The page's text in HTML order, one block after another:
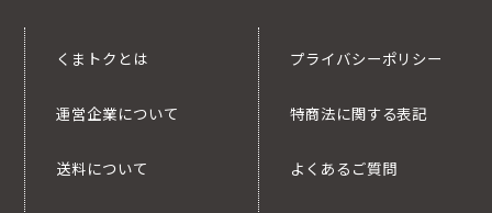
くまトクとは
運営企業について
送料について
プライバシーポリシー
特商法に関する表記
よくあるご質問